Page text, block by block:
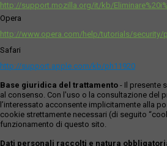
http://support.mozilla.org/it/kb/
Opera
http://www.opera.com/help/tutorials/security/
Safari
http://support.apple.com/kb/ph11920
Base giuridica del trattamento - Il presente
al consenso. Con l'uso o la consultazione del
l’interessato acconsente implicitamente alla
cookie strettamente necessari (di seguito
funzionamento di questo sito.
Dati personali raccolti e natura